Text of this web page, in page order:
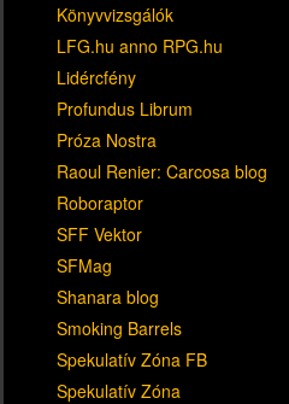
Könyvvizsgálók
LFG.hu anno RPG.hu
Lidércfény
Profundus Librum
Próza Nostra
Raoul Renier: Carcosa blog
Roboraptor
SFF Vektor
SFMag
Shanara blog
Smoking Barrels
Spekulatív Zóna FB
Spekulatív Zóna